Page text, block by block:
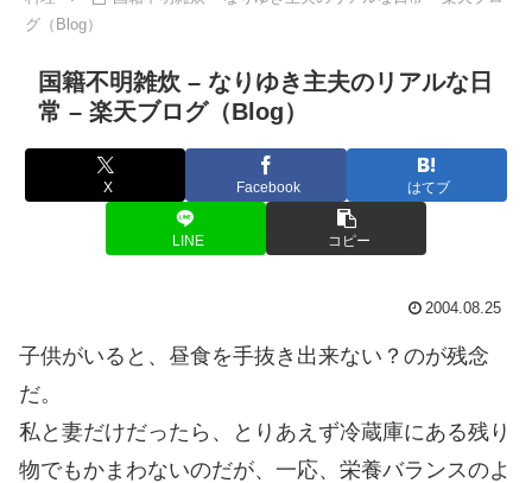
グ（Blog）
国籍不明雑炊 – なりゆき主夫のリアルな日
常 – 楽天ブログ（Blog）
X Facebook はてブ
LINE コピー
2004.08.25
子供がいると、昼食を手抜き出来ない？のが残念
だ。
私と妻だけだったら、とりあえず冷蔵庫にある残り
物でもかまわないのだが、一応、栄養バランスのよ